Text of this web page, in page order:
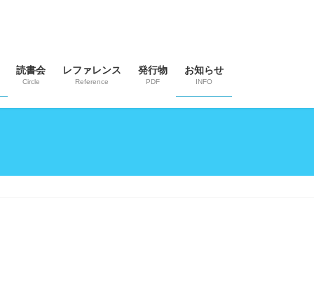
読書会
Circle
レファレンス
Reference
発行物
PDF
お知らせ
INFO